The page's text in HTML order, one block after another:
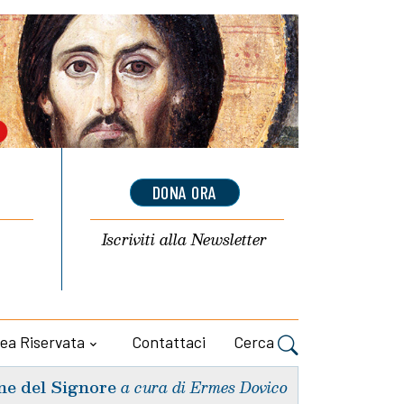
DONA ORA
Iscriviti allaNewsletter
Riservata Contattaci Cerca
del Signorea cura di Ermes Dovico